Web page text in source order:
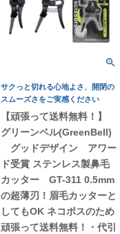
サクっと切れる心地よさ、開閉の
スムーズさをご実感ください
【頑張って送料無料！】
グリーンベル(GreenBell)
グッドデザイン アワー
ド受賞 ステンレス製鼻毛
カッター GT-311 0.5mm
の超薄刃！眉毛カッターと
してもOK ネコポスのため
頑張って送料無料！・代引